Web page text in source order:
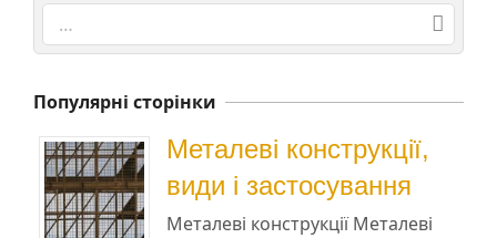
Search
Популярні сторінки
Металеві конструкції,
види і застосування
Металеві конструкції Металеві